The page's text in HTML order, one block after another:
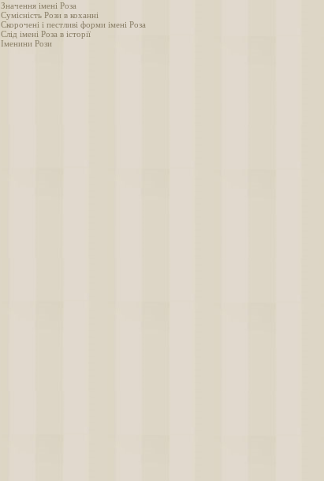
Значення імені Роза
Сумісність Рози в коханні
Скорочені і пестливі форми імені Роза
Слід імені Роза в історії
Іменини Рози